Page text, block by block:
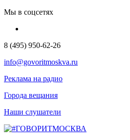
Мы в соцсетях
8 (495) 950-62-26
info@govoritmoskva.ru
Реклама на радио
Города вещания
Наши слушатели